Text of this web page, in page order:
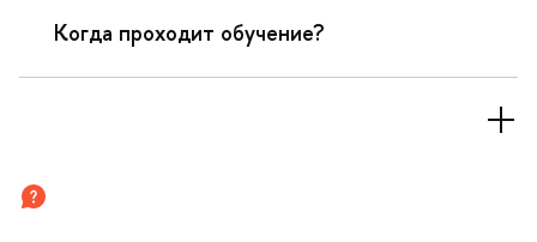
Когда проходит обучение?